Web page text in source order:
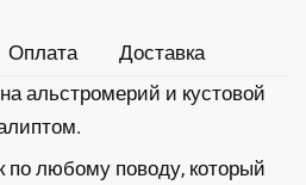
Оплата
Доставка
альстромерий и кустовой
по любому поводу, который